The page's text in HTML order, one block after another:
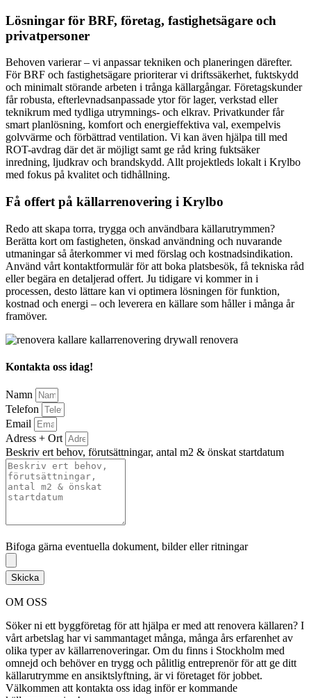
Lösningar för BRF, företag, fastighetsägare och
privatpersoner
Behoven varierar – vi anpassar tekniken och planeringen därefter.
För BRF och fastighetsägare prioriterar vi driftssäkerhet, fuktskydd
och minimalt störande arbeten i trånga källargångar. Företagskunder
får robusta, efterlevnadsanpassade ytor för lager, verkstad eller
teknikrum med tydliga utrymnings- och elkrav. Privatkunder får
smart planlösning, komfort och energieffektiva val, exempelvis
golvvärme och förbättrad ventilation. Vi kan även hjälpa till med
ROT-avdrag där det är möjligt samt ge råd kring fuktsäker
inredning, ljudkrav och brandskydd. Allt projektleds lokalt i Krylbo
med fokus på kvalitet och tidhållning.
Få offert på källarrenovering i Krylbo
Redo att skapa torra, trygga och användbara källarutrymmen?
Berätta kort om fastigheten, önskad användning och nuvarande
utmaningar så återkommer vi med förslag och kostnadsindikation.
Använd vårt kontaktformulär för att boka platsbesök, få tekniska råd
eller begära en detaljerad offert. Ju tidigare vi kommer in i
processen, desto lättare kan vi optimera lösningen för funktion,
kostnad och energi – och leverera en källare som håller i många år
framöver.
Kontakta oss idag!
Namn
Telefon
Email
Adress + Ort
Beskriv ert behov, förutsättningar, antal m2 & önskat startdatum
Bifoga gärna eventuella dokument, bilder eller ritningar
Skicka
OM OSS
Söker ni ett byggföretag för att hjälpa er med att renovera källaren? I
vårt arbetslag har vi sammantaget många, många års erfarenhet av
olika typer av källarrenoveringar. Om du finns i Stockholm med
omnejd och behöver en trygg och pålitlig entreprenör för att ge ditt
källarutrymme en ansiktslyftning, är vi företaget för jobbet.
Välkommen att kontakta oss idag inför er kommande